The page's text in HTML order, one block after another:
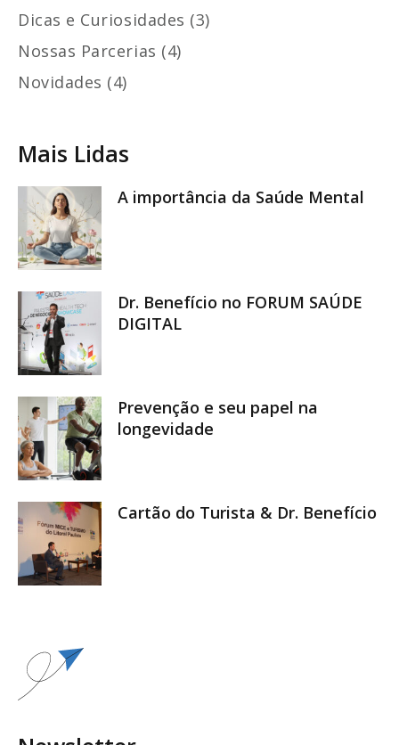
Dicas e Curiosidades (3)
Nossas Parcerias (4)
Novidades (4)
Mais Lidas
A importância da Saúde Mental
Dr. Benefício no FORUM SAÚDE
DIGITAL
Prevenção e seu papel na
longevidade
Cartão do Turista & Dr. Benefício